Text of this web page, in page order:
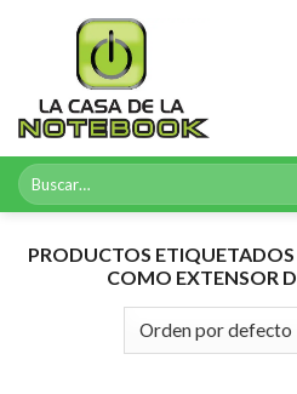
Buscar
por:
PRODUCTOS
COMO EXTENSOR